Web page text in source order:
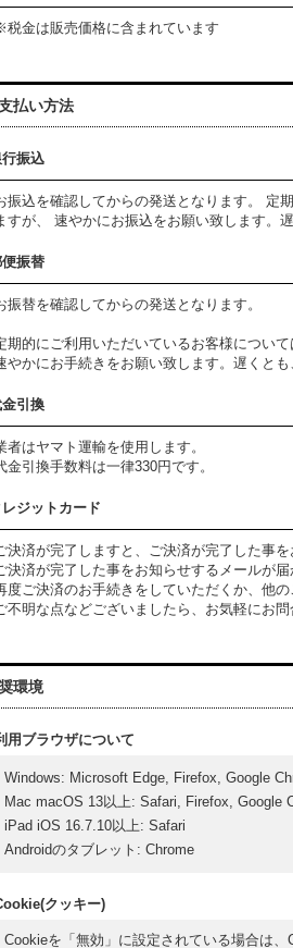
金は販売価格に含まれています
払い方法
振込
振込を確認してからの発送となります。 定
すが、 速やかにお振込をお願い致します。
振替
振替を確認してからの発送となります。
期的にご利用いただいているお客様について
やかにお手続きをお願い致します。遅くと
引換
者はヤマト運輸を使用します。
金引換手数料は一律330円です。
ジットカード
決済が完了しますと、ご決済が完了した事
決済が完了した事をお知らせするメールが
度ご決済のお手続きをしていただくか、他の
不明な点などございましたら、お気軽にお問
環境
用ブラウザについて
Windows: Microsoft Edge, Firefox, Google
Mac macOS 13以上: Safari, Firefox, Google
iPad iOS 16.7.10以上: Safari
Androidのタブレット : Chrome
クッキー)
Cookieを「無効」に設定されている場合は、